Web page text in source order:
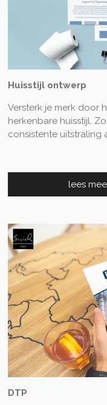
Huisstijl ontwerp
Versterk je merk door
herkenbare huisstijl.
consistente uitstraling
lees
DTP